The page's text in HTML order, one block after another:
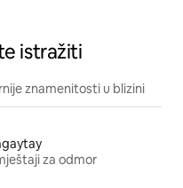
istražiti
znamenitosti u blizini
za odmor